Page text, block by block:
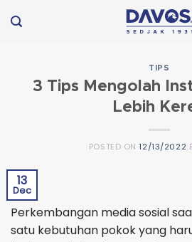
to
TIPS
3 Tips Mengolah
Lebih
POSTED ON12/13/2022
13
Dec
Perkembangan media sosial
satu kebutuhan pokok yang